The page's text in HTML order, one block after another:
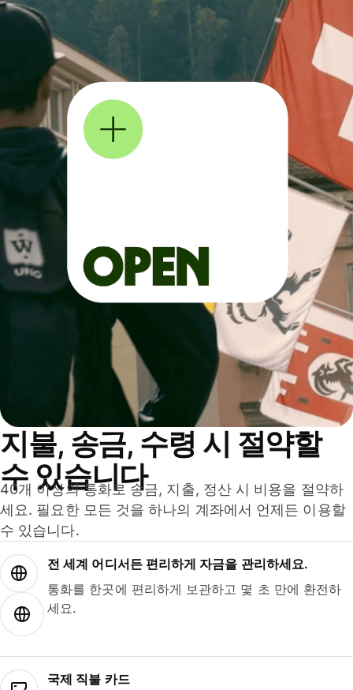
지불, 송금, 수령 시 절약할
수 있습니다
40개 이상의 통화로 송금, 지출, 정산 시 비용을 절약하
세요. 필요한 모든 것을 하나의 계좌에서 언제든 이용할
수 있습니다.
전 세계 어디서든 편리하게 자금을 관리하세요.
통화를 한곳에 편리하게 보관하고 몇 초 만에 환전하
세요.
국제 직불 카드